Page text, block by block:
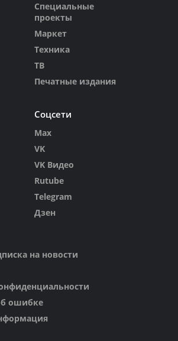
Специальные
проекты
Маркет
Техника
ТВ
Печатные издания
Соцсети
Max
VK
VK Видео
Rutube
Telegram
Дзен
на новости
ошибке